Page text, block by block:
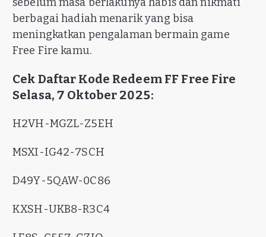
berbagai hadiah menarik yang bisa
meningkatkan pengalaman bermain game
Free Fire kamu.
Cek Daftar Kode Redeem FF Free Fire
Selasa, 7 Oktober 2025:
H2VH-MGZL-Z5EH
MSXI-IG42-7SCH
D49Y-5QAW-0C86
KXSH-UKB8-R3C4